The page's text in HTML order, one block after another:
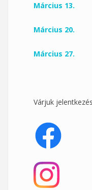
Március 13.
Március 20.
Március 27.
Várjuk